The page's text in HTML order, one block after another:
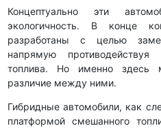
Концептуально эти
экологичность. В конце
разработаны с целью
напрямую противодействуя
топлива. Но именно здесь
различие между ними.
Гибридные автомобили, как
платформой смешанного